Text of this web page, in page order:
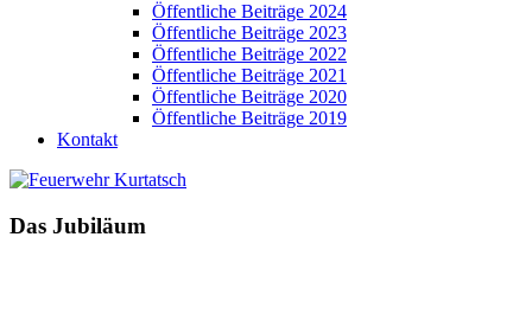
Öffentliche Beiträge 2024
Öffentliche Beiträge 2023
Öffentliche Beiträge 2022
Öffentliche Beiträge 2021
Öffentliche Beiträge 2020
Öffentliche Beiträge 2019
Kontakt
Das Jubiläum